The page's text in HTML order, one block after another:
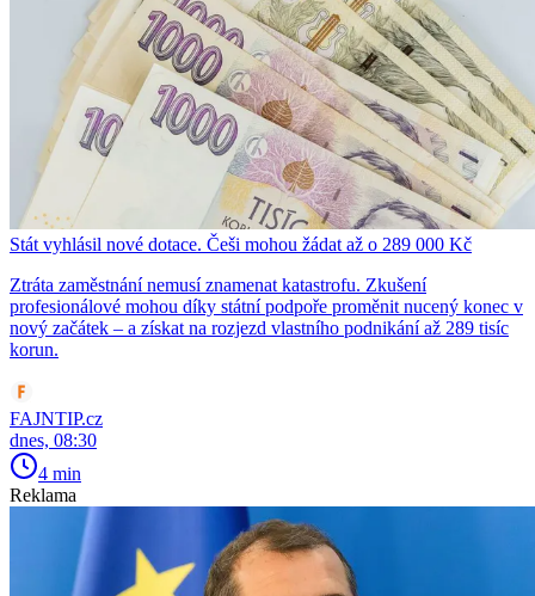
Stát vyhlásil nové dotace. Češi mohou žádat až o 289 000 Kč
Ztráta zaměstnání nemusí znamenat katastrofu. Zkušení
profesionálové mohou díky státní podpoře proměnit nucený konec v
nový začátek – a získat na rozjezd vlastního podnikání až 289 tisíc
korun.
FAJNTIP.cz
dnes, 08:30
4 min
Reklama